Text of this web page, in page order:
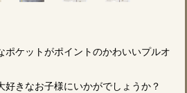
ポケットがポイントのかわいいプルオ
好きなお子様にいかがでしょうか？